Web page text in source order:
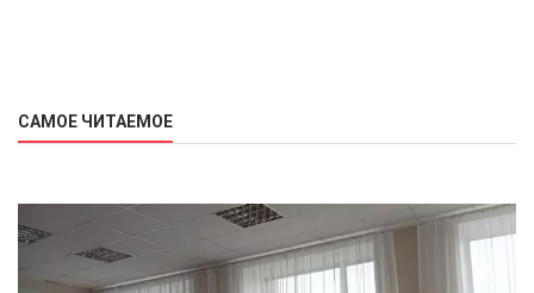
САМОЕ ЧИТАЕМОЕ